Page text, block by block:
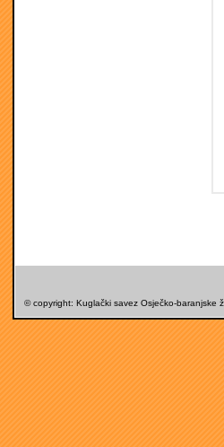
© copyright: Kuglački savez Osječko-baranjske